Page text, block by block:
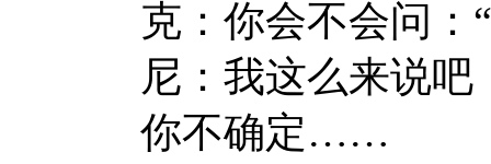
克：你会不会问：
尼：我这么来说
你不确定……